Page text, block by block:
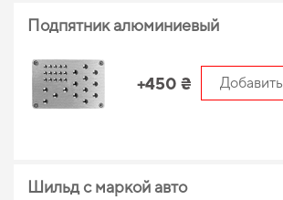
Подпятник алюминиевый
+450 ₴ Добавить
Шильд с маркой авто